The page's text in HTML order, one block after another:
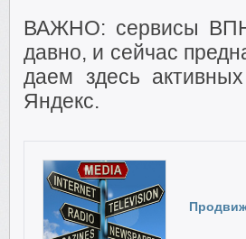
ВАЖНО: сервисы
давно, и сейчас
даем здесь
Яндекс.